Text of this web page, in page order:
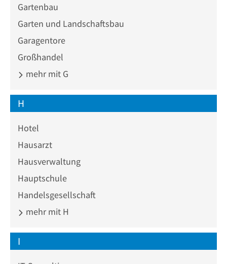
Gartenbau
Garten und Landschaftsbau
Garagentore
Großhandel
mehr mit G
H
Hotel
Hausarzt
Hausverwaltung
Hauptschule
Handelsgesellschaft
mehr mit H
I